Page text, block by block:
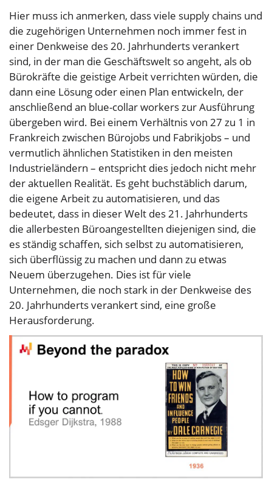
Hier muss ich anmerken, dass viele supply chains und
die zugehörigen Unternehmen noch immer fest in
einer Denkweise des 20. Jahrhunderts verankert
sind, in der man die Geschäftswelt so angeht, als ob
Bürokräfte die geistige Arbeit verrichten würden, die
dann eine Lösung oder einen Plan entwickeln, der
anschließend an blue-collar workers zur Ausführung
übergeben wird. Bei einem Verhältnis von 27 zu 1 in
Frankreich zwischen Bürojobs und Fabrikjobs – und
vermutlich ähnlichen Statistiken in den meisten
Industrieländern – entspricht dies jedoch nicht mehr
der aktuellen Realität. Es geht buchstäblich darum,
die eigene Arbeit zu automatisieren, und das
bedeutet, dass in dieser Welt des 21. Jahrhunderts
die allerbesten Büroangestellten diejenigen sind, die
es ständig schaffen, sich selbst zu automatisieren,
sich überflüssig zu machen und dann zu etwas
Neuem überzugehen. Dies ist für viele
Unternehmen, die noch stark in der Denkweise des
20. Jahrhunderts verankert sind, eine große
Herausforderung.